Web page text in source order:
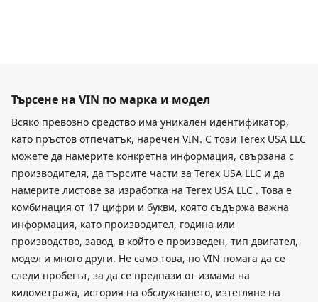
Търсене на VIN по марка и модел
Всяко превозно средство има уникален идентификатор,
като пръстов отпечатък, наречен VIN. С този Terex USA LLC
можете да намерите конкретна информация, свързана с
производителя, да търсите части за Terex USA LLC и да
намерите листове за изработка на Terex USA LLC . Това е
комбинация от 17 цифри и букви, която съдържа важна
информация, като производител, година или
производство, завод, в който е произведен, тип двигател,
модел и много други. Не само това, но VIN помага да се
следи пробегът, за да се предпази от измама на
километража, история на обслужването, изтегляне на